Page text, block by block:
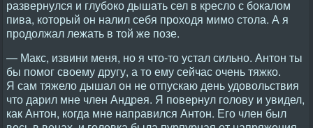
развернулся и глубоко дышать сел в кресло с бокалом
пива, который он налил себя проходя мимо стола. А я
продолжал лежать в той же позе.
— Макс, извини меня, но я что-то устал сильно. Антон ты
бы помог своему другу, а то ему сейчас очень тяжко.
Я сам тяжело дышал он не отпускаю день удовольствия
что дарил мне член Андрея. Я повернул голову и увидел,
как Антон, когда мне направился Антон. Его член был